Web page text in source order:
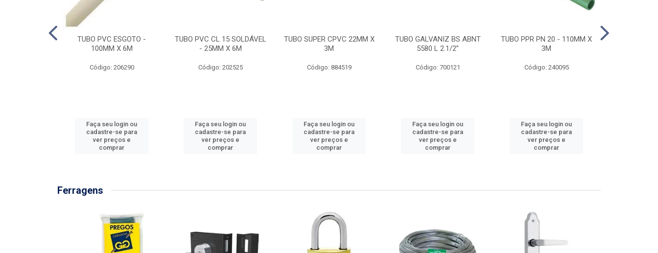
TUBO PVC ESGOTO -
100MM X 6M
Código: 206290
Faça seu login ou
cadastre-se para
ver preços e
comprar
TUBO PVC CL 15 SOLDÁVEL
- 25MM X 6M
Código: 202525
Faça seu login ou
cadastre-se para
ver preços e
comprar
TUBO SUPER CPVC 22MM X
3M
Código: 884519
Faça seu login ou
cadastre-se para
ver preços e
comprar
TUBO GALVANIZ BS ABNT
5580 L 2.1/2”
Código: 700121
Faça seu login ou
cadastre-se para
ver preços e
comprar
TUBO PPR PN 20 - 110MM X
3M
Código: 240095
Faça seu login ou
cadastre-se para
ver preços e
comprar
Ferragens